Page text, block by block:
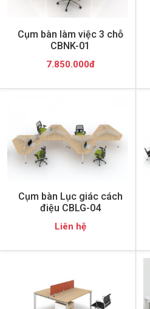
Cụm bàn làm việc 3 chỗ
CBNK-01
7.850.000đ
Cụm bàn Lục giác cách
điệu CBLG-04
Liên hệ